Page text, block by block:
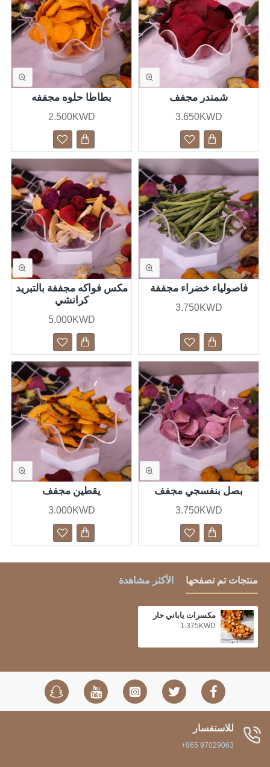
شمندر مجفف
3.650KWD
بطاطا حلوه مجففه
2.500KWD
فاصولياء خضراء مجففة
3.750KWD
مكس فواكه مجففة بالتبريد
كرانشي
5.000KWD
بصل بنفسجي مجفف
3.750KWD
يقطين مجفف
3.000KWD
منتجات تم تصفحها الأكثر مشاهدة
مكسرات ياباني حار
1.375KWD
للاستفسار
+965 97029063